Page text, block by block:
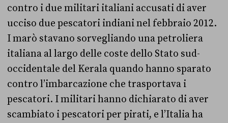
contro i due militari italiani accusati di aver
ucciso due pescatori indiani nel febbraio 2012.
I marò stavano sorvegliando una petroliera
italiana al largo delle coste dello Stato sud-
occidentale del Kerala quando hanno sparato
contro l’imbarcazione che trasportava i
pescatori. I militari hanno dichiarato di aver
scambiato i pescatori per pirati, e l’Italia ha